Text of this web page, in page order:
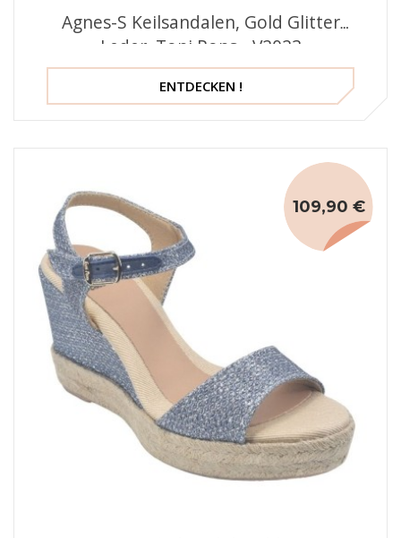
Agnes-S Keilsandalen, Gold Glitter
Leder, Toni Pons - V2023
ENTDECKEN !
109,90 €